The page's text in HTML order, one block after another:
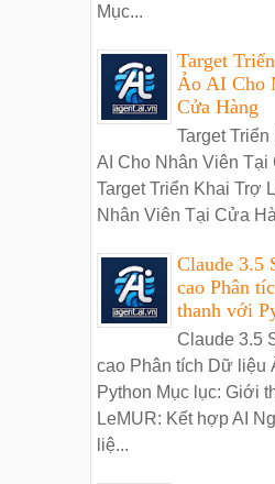
Mục...
Target
Ảo AI Cho
Cửa Hàng
Target
AI Cho Nhân Viên Tại
Target Triển Khai Trợ
Nhân Viên Tại Cửa
Claude 3.5
cao Phân
thanh với
Claude 3.5
cao Phân tích Dữ liệu
Python Mục lục: Giới
LeMUR: Kết hợp AI
liệ...